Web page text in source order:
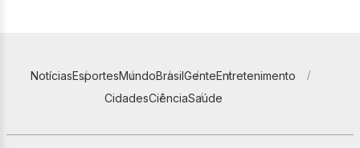
NotíciasEsportesMundoBrasilGenteEntretenimento
CidadesCiênciaSaúde